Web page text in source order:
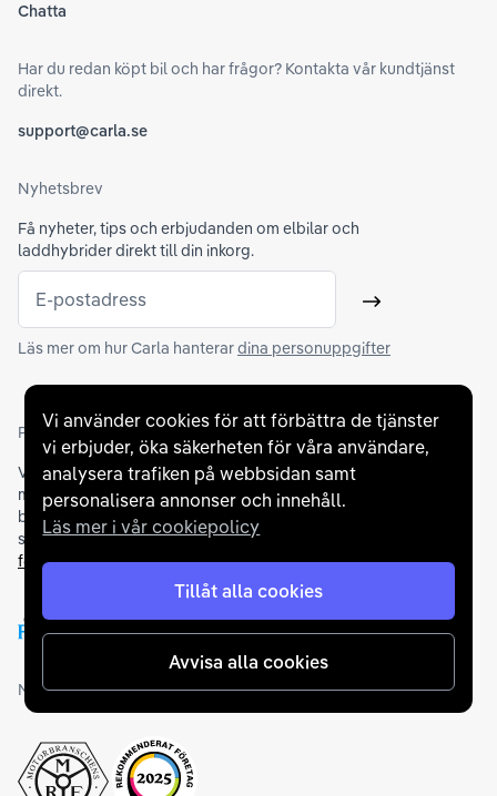
Vi använder cookies för att förbättra de tjänster
vi erbjuder, öka säkerheten för våra användare,
analysera trafiken på webbsidan samt
personalisera annonser och innehåll.
Läs mer i vår cookiepolicy
Tillåt alla cookies
Avvisa alla cookies
Chatta
Har du redan köpt bil och har frågor? Kontakta vår kundtjänst
direkt.
support@carla.se
Nyhetsbrev
Få nyheter, tips och erbjudanden om elbilar och
laddhybrider direkt till din inkorg.
E-postadress Skicka
Läs mer om hur Carla hanterardina personuppgifter
Partners och betallösningar
Vi samarbetar medflertalet banker för att erbjuda dig bästa
möjliga finansieringslösning och stödjer en rad olika
betalningsmetoder. För att du ska känna dig trygg vid ditt köp
samarbetar vi med Folksam och AutoConcept gällande
försäkringar och garantier.
Medlemskap och utmärkelser